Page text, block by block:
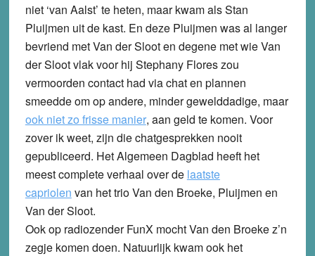
niet ‘van Aalst’ te heten, maar kwam als Stan
Pluijmen uit de kast. En deze Pluijmen was al langer
bevriend met Van der Sloot en degene met wie Van
der Sloot vlak voor hij Stephany Flores zou
vermoorden contact had via chat en plannen
smeedde om op andere, minder gewelddadige, maar
ook niet zo frisse manier, aan geld te komen. Voor
zover ik weet, zijn die chatgesprekken nooit
gepubliceerd. Het Algemeen Dagblad heeft het
meest complete verhaal over de laatste
capriolen van het trio Van den Broeke, Pluijmen en
Van der Sloot.
Ook op radiozender FunX mocht Van den Broeke z’n
zegje komen doen. Natuurlijk kwam ook het